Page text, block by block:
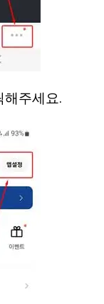
해주세요.